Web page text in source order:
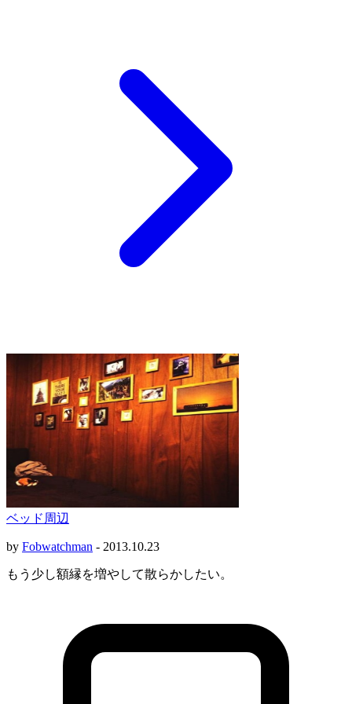
ベッド周辺
by Fobwatchman - 2013.10.23
もう少し額縁を増やして散らかしたい。